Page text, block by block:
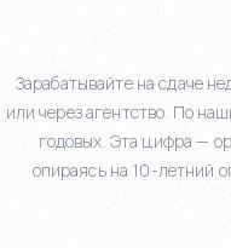
Зарабатывайте на сдаче
или через агентство. По
годовых. Эта цифра —
опираясь на 10-летний